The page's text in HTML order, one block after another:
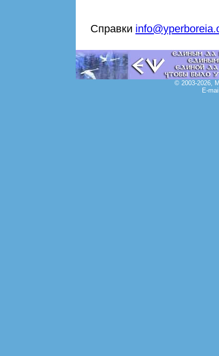
Справки
© 2003-2026,
E-